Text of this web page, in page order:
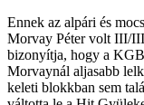
Ennek az alpári és
Morvay Péter volt III/
bizonyítja, hogy a
Morvaynál aljasabb
keleti blokkban sem